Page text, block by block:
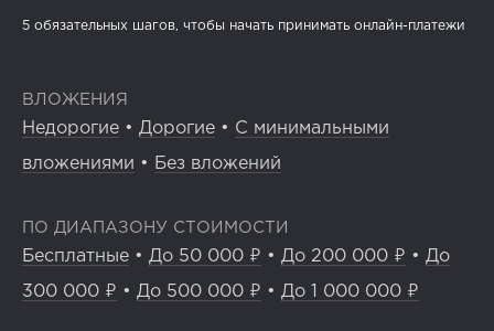
5 обязательных шагов, чтобы начать принимать онлайн-платежи
ВЛОЖЕНИЯ
Недорогие • Дорогие • С минимальными
вложениями • Без вложений
ПО ДИАПАЗОНУ СТОИМОСТИ
Бесплатные • До 50 000 ₽ • До 200 000 ₽ • До
300 000 ₽ • До 500 000 ₽ • До 1 000 000 ₽